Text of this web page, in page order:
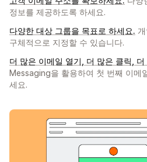
정보를 제공하도록 하세요.
다양한 대상 그룹을 목표로 하세요.
구체적으로 지정할 수 있습니다.
더 많은 이메일 열기, 더 많은 클릭, 더
Messaging을 활용하여 첫 번째 이메
세요.